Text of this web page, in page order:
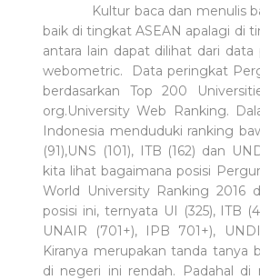
Kultur baca dan menulis
baik di tingkat ASEAN apalagi di
antara lain dapat dilihat dari
webometric. Data peringkat
berdasarkan Top 200
org.University Web Ranking.
Indonesia menduduki ranking
(91),UNS (101), ITB (162) dan
kita lihat bagaimana posisi
World University Ranking 2016
posisi ini, ternyata UI (325), ITB
UNAIR (701+), IPB 701+),
Kiranya merupakan tanda tanya
di negeri ini rendah. Padahal